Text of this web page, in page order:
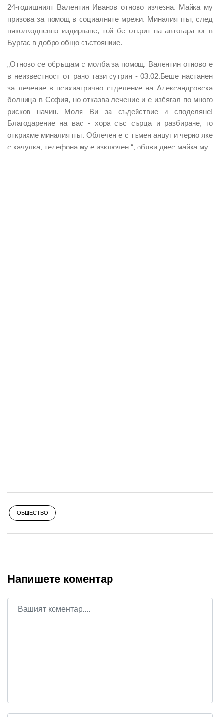
24-годишният Валентин Иванов отново изчезна. Майка му
призова за помощ в социалните мрежи. Миналия път, след
няколкодневно издирване, той бе открит на автогара юг в
Бургас в добро общо състояниие.
„Отново се обръщам с молба за помощ. Валентин отново е
в неизвестност от рано тази сутрин - 03.02.Беше настанен
за лечение в психиатрично отделение на Александровска
болница в София, но отказва лечение и е избягал по много
рисков начин. Моля Ви за съдействие и споделяне!
Благодарение на вас - хора със сърца и разбиране, го
открихме миналия път. Облечен е с тъмен анцуг и черно яке
с качулка, телефона му е изключен.“, обяви днес майка му.
ОБЩЕСТВО
Напишете коментар